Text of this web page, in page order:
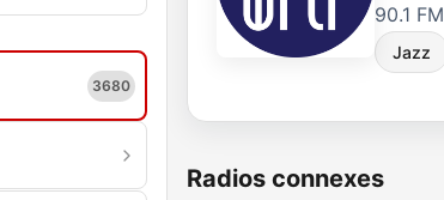
3680
90.1 FM
Jazz
Radios connexes